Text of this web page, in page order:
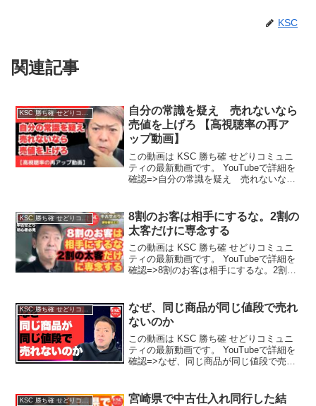
KSC
関連記事
KSC 勝ち確 せどりコミュニティ
自分の常識を疑え 売れないなら
売値を上げろ 【高視聴率の再ア
ップ動画】
この動画は KSC 勝ち確 せどりコミュニ
ティの最新動画です。 YouTubeで詳細を
確認=>自分の常識を疑え 売れないなら
KSC 勝ち確 せどりコミュニティ
8割のお客は相手にするな。2割の
太客だけに専念する
この動画は KSC 勝ち確 せどりコミュニ
ティの最新動画です。 YouTubeで詳細を
確認=>8割のお客は相手にするな。2割の
KSC 勝ち確 せどりコミュニティ
なぜ、同じ商品が同じ値段で売れ
ないのか
この動画は KSC 勝ち確 せどりコミュニ
ティの最新動画です。 YouTubeで詳細を
確認=>なぜ、同じ商品が同じ値段で売れ
KSC 勝ち確 せどりコミュニティ
宮崎県で中古仕入れ同行した結